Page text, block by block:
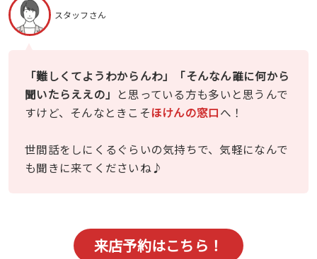
スタッフさん
「難しくてようわからんわ」「そんなん誰に何から
聞いたらええの」 と思っている方も多いと思うんで
すけど、そんなときこそほけんの窓口へ！
世間話をしにくるぐらいの気持ちで、気軽になんで
も聞きに来てくださいね♪
来店予約はこちら！